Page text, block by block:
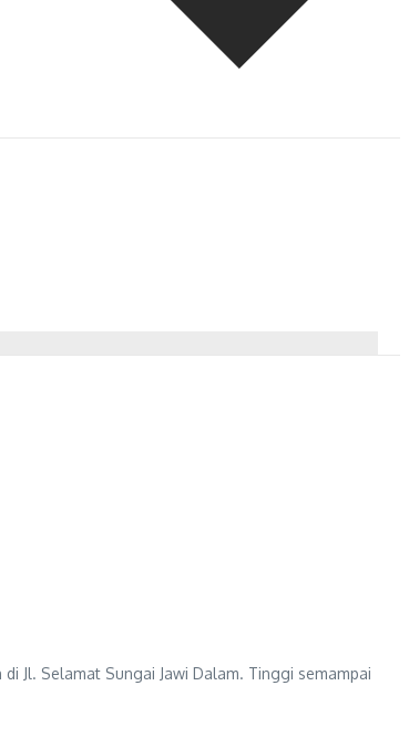
Jl. Selamat Sungai Jawi Dalam. Tinggi semampai